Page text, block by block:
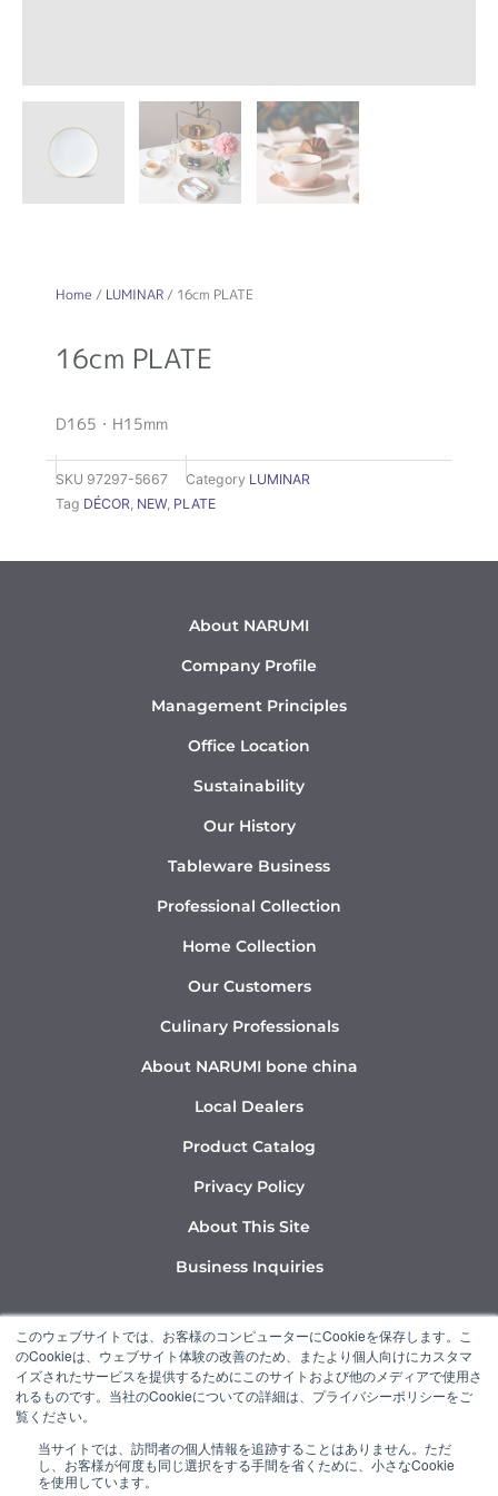
このウェブサイトでは、お客様のコンピューターにCookieを保存します。こ
のCookieは、ウェブサイト体験の改善のため、またより個人向けにカスタマ
イズされたサービスを提供するためにこのサイトおよび他のメディアで使用さ
れるものです。当社のCookieについての詳細は、プライバシーポリシーをご
覧ください。
当サイトでは、訪問者の個人情報を追跡することはありません。ただ
し、お客様が何度も同じ選択をする手間を省くために、小さなCookie
を使用しています。
Home / LUMINAR / 16cm PLATE
16cm PLATE
D165・H15mm
SKU 97297-5667 Category LUMINAR
Tag DÉCOR NEW, PLATE
About NARUMI
Company Profile
Management Principles
Office Location
Sustainability
Our History
Tableware Business
Professional Collection
Home Collection
Our Customers
Culinary Professionals
About NARUMI bone china
Local Dealers
Product Catalog
Privacy Policy
About This Site
Business Inquiries
Y
o
u
t
b
I
n
s
t
g
L
i
n
k
d
“NARUMI” is a member of the Ishizuka Glass Group.